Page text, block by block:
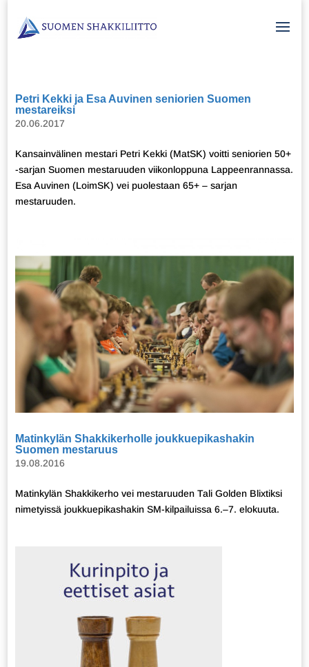
Petri Kekki ja Esa Auvinen seniorien Suomen
mestareiksi
20.06.2017
Kansainvälinen mestari Petri Kekki (MatSK) voitti seniorien 50+
-sarjan Suomen mestaruuden viikonloppuna Lappeenrannassa.
Esa Auvinen (LoimSK) vei puolestaan 65+ – sarjan
mestaruuden.
Matinkylän Shakkikerholle joukkuepikashakin
Suomen mestaruus
19.08.2016
Matinkylän Shakkikerho vei mestaruuden Tali Golden Blixtiksi
nimetyissä joukkuepikashakin SM-kilpailuissa 6.–7. elokuuta.